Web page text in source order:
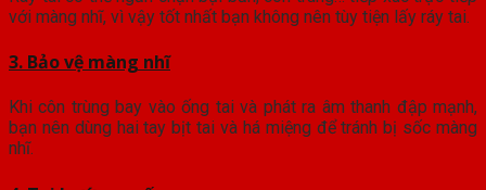
với màng nhĩ, vì vậy tốt nhất bạn không nên tùy tiện lấy ráy tai.
3. Bảo vệ màng nhĩ
Khi côn trùng bay vào ống tai và phát ra âm thanh đập mạnh,
bạn nên dùng hai tay bịt tai và há miệng để tránh bị sốc màng
nhĩ.